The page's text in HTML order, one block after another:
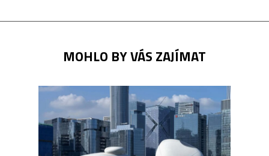
MOHLO BY VÁS ZAJÍMAT